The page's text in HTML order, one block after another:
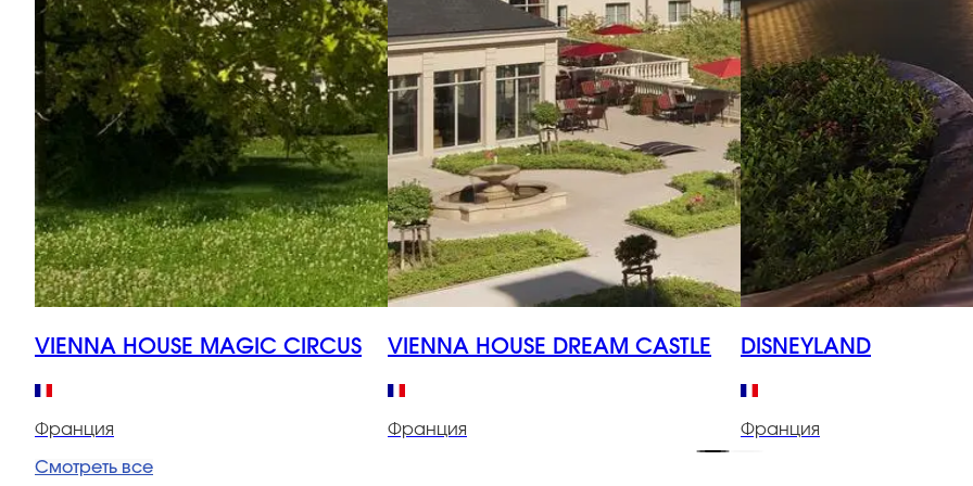
VIENNA HOUSE MAGIC CIRCUS
Франция
VIENNA HOUSE DREAM CASTLE
Франция
DISNEYLAND
Франция
Смотреть все